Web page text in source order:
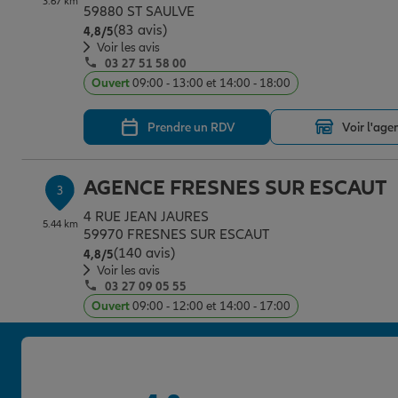
59880 ST SAULVE
4,8/5Note de 4.8 sur 5
(83 avis)
Voir les avis
03 27 51 58 00
Ouvert09:00 - 13:00 et 14:00 - 18:00
Prendre un RDV Voir
3
5.44 km
AGENCE FRESNES SUR ESCAUT
4 RUE JEAN JAURES
59970 FRESNES SUR ESCAUT
4,8/5Note de 4.8 sur 5
(140 avis)
Voir les avis
03 27 09 05 55
Ouvert09:00 - 12:00 et 14:00 - 17:00